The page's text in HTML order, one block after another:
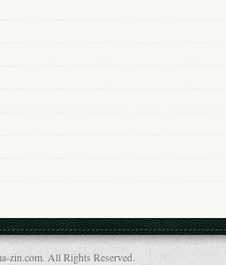
zin.com. All Rights Reserved.